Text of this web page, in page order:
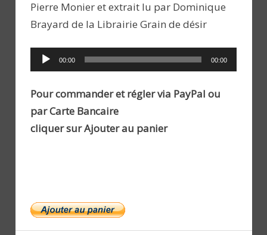
Pierre Monier et extrait lu par Dominique
Brayard de la Librairie Grain de désir
Lecteur
audio
00:00 00:00
Pour commander et régler via PayPal ou
par Carte Bancaire
cliquer sur Ajouter au panier